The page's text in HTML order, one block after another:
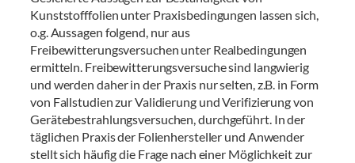
Kunststofffolien unter Praxisbedingungen lassen sich,
o.g. Aussagen folgend, nur aus
Freibewitterungsversuchen unter Realbedingungen
ermitteln. Freibewitterungsversuche sind langwierig
und werden daher in der Praxis nur selten, z.B. in Form
von Fallstudien zur Validierung und Verifizierung von
Gerätebestrahlungsversuchen, durchgeführt. In der
täglichen Praxis der Folienhersteller und Anwender
stellt sich häufig die Frage nach einer Möglichkeit zur